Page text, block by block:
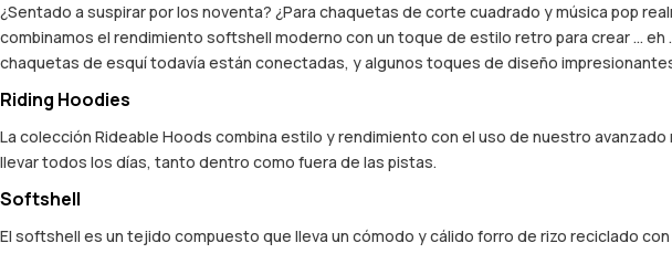
¿Sentado a suspirar por los noventa? ¿Para chaquetas de corte cuadrado y música pop
combinamos el rendimiento softshell moderno con un toque de estilo retro para crear ...
chaquetas de esquí todavía están conectadas, y algunos toques de diseño
Riding Hoodies
La colección Rideable Hoods combina estilo y rendimiento con el uso de nuestro
llevar todos los días, tanto dentro como fuera de las pistas.
Softshell
El softshell es un tejido compuesto que lleva un cómodo y cálido forro de rizo reciclado